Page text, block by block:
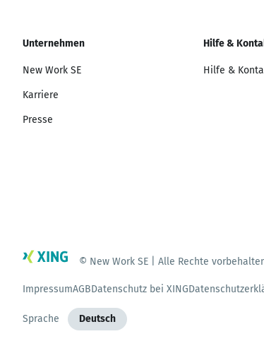
Unternehmen
New Work SE
Karriere
Presse
Hilfe &
Hilfe &
© New Work SE | Alle Rechte
ImpressumAGBDatenschutz bei XING
Sprache Deutsch